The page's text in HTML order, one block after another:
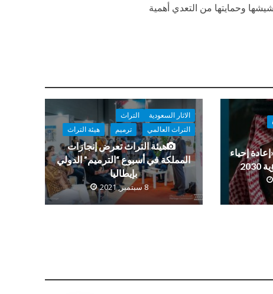
وحمايتها من التعدي أهمية
إحياء
الاثار السعودية
التراث
التراث العالمي
ترميم هيئة التراث
هيئة التراث تعرض إنجازات
المملكة في أسبوع “الترميم” الدولي
بإيطاليا
8 سبتمبر, 2021